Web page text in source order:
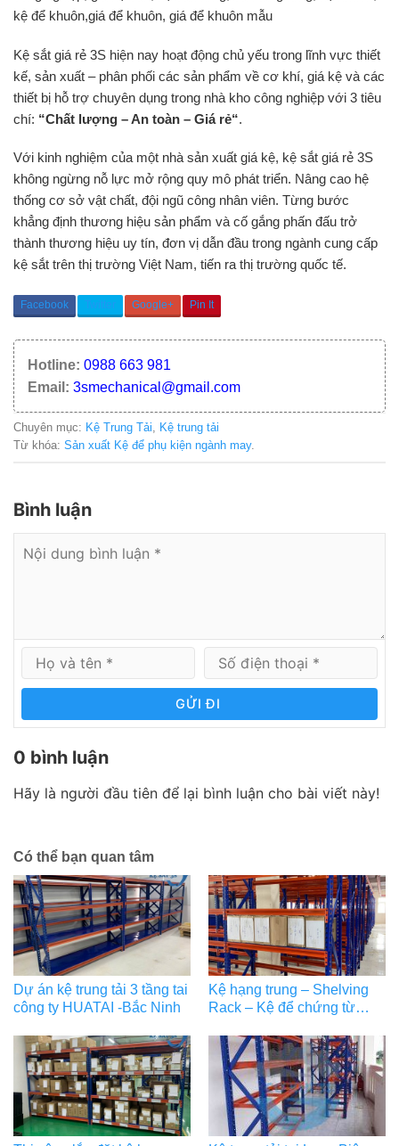
kệ để khuôn,giá để khuôn, giá để khuôn mẫu
Kệ sắt giá rẻ 3S hiện nay hoạt động chủ yếu trong lĩnh vực thiết
kế, sản xuất – phân phối các sản phẩm về cơ khí, giá kệ và các
thiết bị hỗ trợ chuyên dụng trong nhà kho công nghiệp với 3 tiêu
chí: “Chất lượng – An toàn – Giá rẻ“.
Với kinh nghiệm của một nhà sản xuất giá kệ, kệ sắt giá rẻ 3S
không ngừng nỗ lực mở rộng quy mô phát triển. Nâng cao hệ
thống cơ sở vật chất, đội ngũ công nhân viên. Từng bước
khẳng định thương hiệu sản phẩm và cố gắng phấn đấu trở
thành thương hiệu uy tín, đơn vị dẫn đầu trong ngành cung cấp
kệ sắt trên thị trường Việt Nam, tiến ra thị trường quốc tế.
Facebook Twitter Google+ Pin It
Hotline: 0988 663 981
Email: 3smechanical@gmail.com
Chuyên mục: Kệ Trung Tải, Kệ trung tải
Từ khóa: Sản xuất Kệ để phụ kiện ngành may.
Bình luận
GỬI ĐI
0 bình luận
Hãy là người đầu tiên để lại bình luận cho bài viết này!
Có thể bạn quan tâm
Dự án kệ trung tải 3 tầng tai
công ty HUATAI -Bắc Ninh
Kệ hạng trung – Shelving
Rack – Kệ để chứng từ